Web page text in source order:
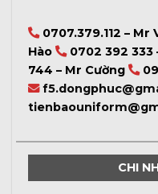
0707.379.112 – Mr
Hào
0702 392 333
744 – Mr Cường
CHI